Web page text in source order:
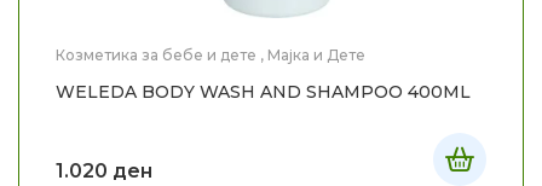
Козметика за бебе и дете , Мајка и Дете
WELEDA BODY WASH AND SHAMPOO 400ML
1.020 ден